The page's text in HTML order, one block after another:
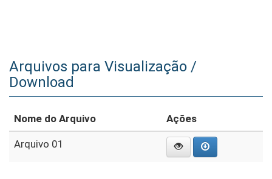
Arquivos para Visualização /
Download
Nome do Arquivo Ações
Arquivo 01